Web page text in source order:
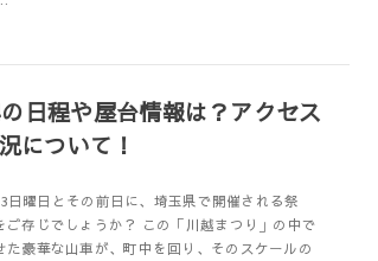
日程や屋台情報は？アクセス
について！
日曜日とその前日に、埼玉県で開催される祭
ご存じでしょうか？ この「川越まつり」の中で
た豪華な山車が、町中を回り、そのスケールの